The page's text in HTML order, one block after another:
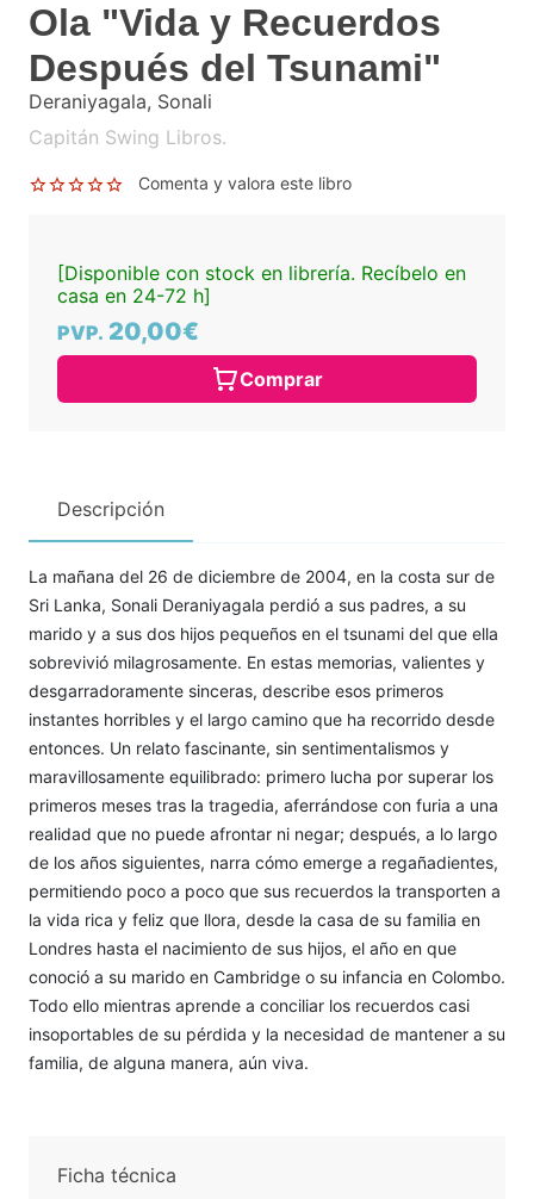
Ola "Vida y Recuerdos
Después del Tsunami"
Deraniyagala, Sonali
Capitán Swing Libros.
Comenta y valora este libro
[Disponible con stock en librería. Recíbelo en
casa en 24-72 h]
PVP. 20,00€
Comprar
Descripción
La mañana del 26 de diciembre de 2004, en la costa sur de
Sri Lanka, Sonali Deraniyagala perdió a sus padres, a su
marido y a sus dos hijos pequeños en el tsunami del que ella
sobrevivió milagrosamente. En estas memorias, valientes y
desgarradoramente sinceras, describe esos primeros
instantes horribles y el largo camino que ha recorrido desde
entonces. Un relato fascinante, sin sentimentalismos y
maravillosamente equilibrado: primero lucha por superar los
primeros meses tras la tragedia, aferrándose con furia a una
realidad que no puede afrontar ni negar; después, a lo largo
de los años siguientes, narra cómo emerge a regañadientes,
permitiendo poco a poco que sus recuerdos la transporten a
la vida rica y feliz que llora, desde la casa de su familia en
Londres hasta el nacimiento de sus hijos, el año en que
conoció a su marido en Cambridge o su infancia en Colombo.
Todo ello mientras aprende a conciliar los recuerdos casi
insoportables de su pérdida y la necesidad de mantener a su
familia, de alguna manera, aún viva.
Ficha técnica